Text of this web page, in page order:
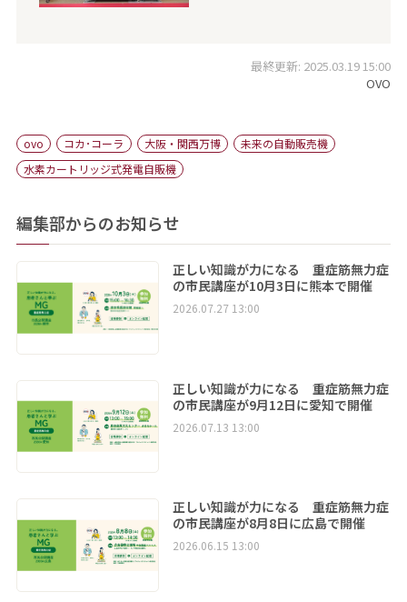
最終更新: 2025.03.19 15:00
OVO
ovo コカ･コーラ 大阪・関西万博
未来の自動販売機
水素カートリッジ式発電自販機
編集部からのお知らせ
正しい知識が力になる 重症筋無力症
の市民講座が10月3日に熊本で開催
2026.07.27 13:00
正しい知識が力になる 重症筋無力症
の市民講座が9月12日に愛知で開催
2026.07.13 13:00
正しい知識が力になる 重症筋無力症
の市民講座が8月8日に広島で開催
2026.06.15 13:00